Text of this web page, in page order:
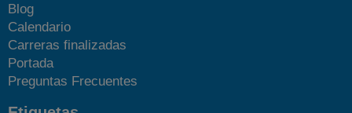
Blog
Calendario
Carreras finalizadas
Portada
Preguntas Frecuentes